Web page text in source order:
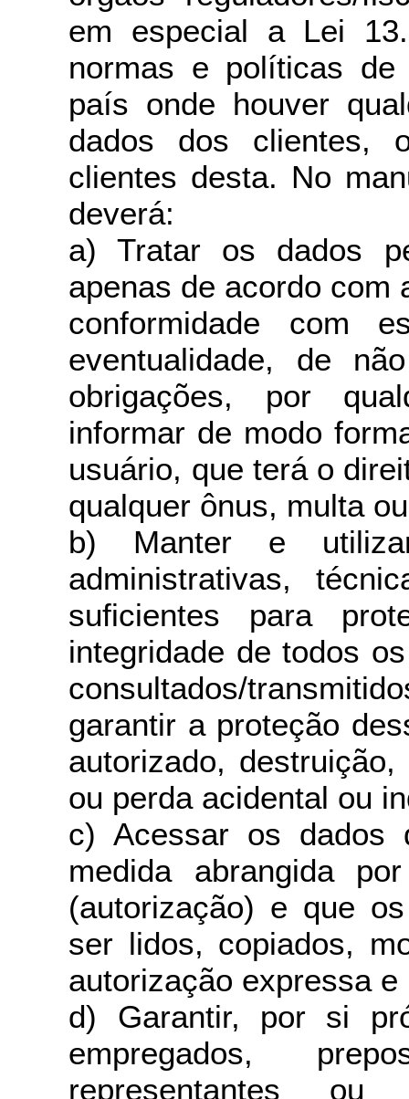
em especial a Lei
normas e políticas
país onde houver
dados dos clientes,
clientes desta. No
deverá:
a) Tratar os dados
apenas de acordo com
conformidade com
eventualidade, de
obrigações, por
informar de modo
usuário, que terá o
qualquer ônus, multa
b) Manter e
administrativas,
suficientes para
integridade de todos
consultados/
garantir a proteção
autorizado,
ou perda acidental ou
c) Acessar os dados
medida abrangida
(autorização) e que
ser lidos, copiados,
autorização expressa
d) Garantir, por si
empregados,
representantes ou